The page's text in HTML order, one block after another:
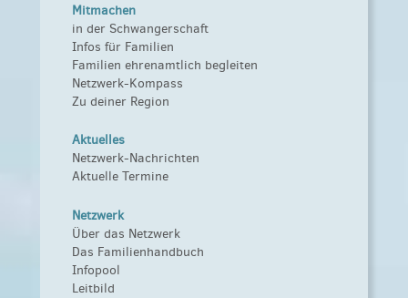
Mitmachen
in der Schwangerschaft
Infos für Familien
Familien ehrenamtlich begleiten
Netzwerk-Kompass
Zu deiner Region
Aktuelles
Netzwerk-Nachrichten
Aktuelle Termine
Netzwerk
Über das Netzwerk
Das Familienhandbuch
Infopool
Leitbild